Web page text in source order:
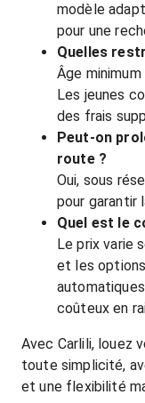
modèle
pour une
Quelles
Âge
Les jeunes
des frais
Peut-on
route ?
Oui, sous
pour garantir
Quel est le
Le prix varie
et les
coûteux en
Avec Carlili, louez
toute simplicité,
et une flexibilité